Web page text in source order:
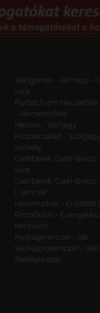
Sajógömör - Várhegy -
vára
Purbach am Neusiedler
- Városerődítés
Meszes - Várhegy
Pusztacsalád -
várhely
Csehberek, Cseh-Brézó
vára
Csehberek, Cseh-Brézó
I. sáncvár
Háromudvar - Erődített
Rimabrézó -
templom
Nyitragerencsér - Vár
Wulkaprodersdorf -
(feltételezett)